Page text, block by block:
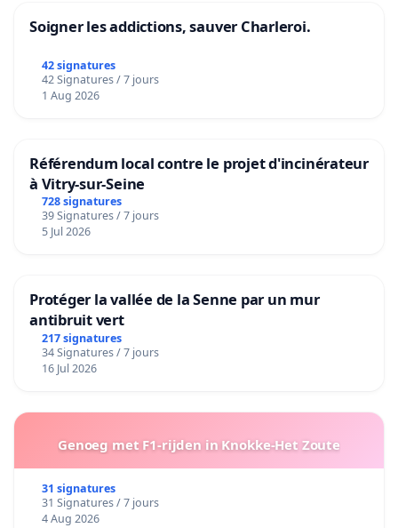
Soigner les addictions, sauver Charleroi.
42 signatures
42 Signatures / 7 jours
1 Aug 2026
Référendum local contre le projet d'incinérateur
à Vitry-sur-Seine
728 signatures
39 Signatures / 7 jours
5 Jul 2026
Protéger la vallée de la Senne par un mur
antibruit vert
217 signatures
34 Signatures / 7 jours
16 Jul 2026
Genoeg met F1-rijden in Knokke-Het Zoute
31 signatures
31 Signatures / 7 jours
4 Aug 2026